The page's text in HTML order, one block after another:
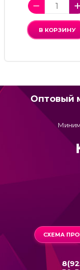
В КОРЗИНУ
Оптовый
СХЕМА